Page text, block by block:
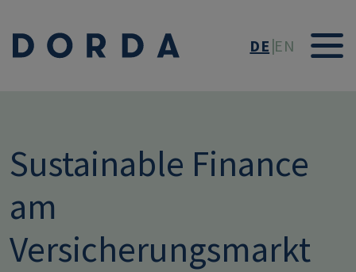
DE EN
Sustainable Finance
am
Versicherungsmarkt